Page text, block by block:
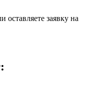
заявку на